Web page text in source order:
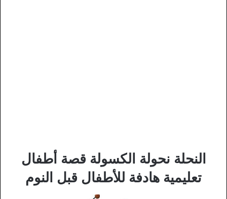
النحلة نحولة الكسولة قصة أطفال
تعليمية هادفة للأطفال قبل النوم